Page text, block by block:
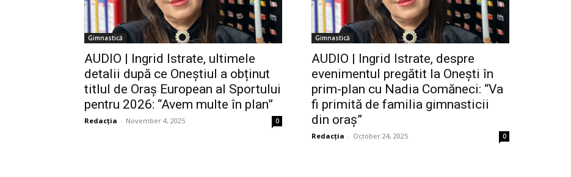
Gimnastică
AUDIO | Ingrid Istrate, ultimele
detalii după ce Oneștiul a obținut
titlul de Oraș European al Sportului
pentru 2026: “Avem multe în plan”
Redacția - November 4, 2025 0
Gimnastică
AUDIO | Ingrid Istrate, despre
evenimentul pregătit la Onești în
prim-plan cu Nadia Comăneci: “Va
fi primită de familia gimnasticii
din oraș”
Redacția - October 24, 2025 0